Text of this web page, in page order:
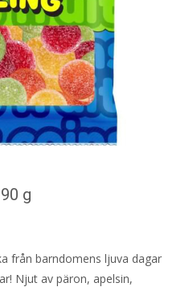
g
från barndomens ljuva dagar
Njut av päron, apelsin,